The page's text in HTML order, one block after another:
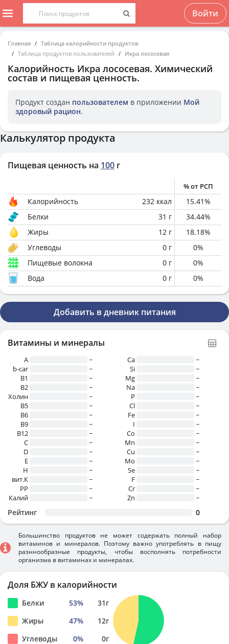
Войти
Главная
Таблица калорийности продуктов
Таблица продуктов пользователей
Икра лососевая
Калорийность Икра лососевая. Химический
состав и пищевая ценность.
Продукт создан пользователем в приложении Мой
здоровый рацион.
Калькулятор продукта
Пищевая ценность на 100 г
% от РСП
Калорийность 232 ккал 15.41%
Белки
31 г 34.44%
Жиры
12 г 18.18%
Углеводы
0 г 0%
Пищевые волокна
0 г 0%
Вода
0 г 0%
Добавить в дневник питания
Витамины и минералы
A
~
b-car
~
В1
~
B2
~
Холин
~
B5
~
B6
~
B9
~
B12
~
C
~
D
~
E
~
H
~
вит.К
~
PP
~
Калий
~
Ca
~
Si
~
Mg
~
Na
~
P
~
Cl
~
Fe
~
I
~
Co
~
Mn
~
Cu
~
Mo
~
Se
~
F
~
Cr
~
Zn
~
Рейтинг 0
Большинство продуктов не может содержать полный набор
витаминов и минералов. Поэтому важно употреблять в пищу
разннообразные продукты, чтобы восполнять потребности
организма в витаминах и минералах.
Доля БЖУ в калорийности
Белки 53% 31г
Жиры
47% 12г
Углеводы
0% 0г